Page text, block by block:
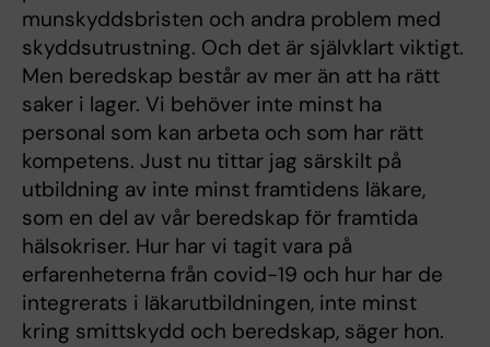
munskyddsbristen och andra problem med
skyddsutrustning. Och det är självklart viktigt.
Men beredskap består av mer än att ha rätt
saker i lager. Vi behöver inte minst ha
personal som kan arbeta och som har rätt
kompetens. Just nu tittar jag särskilt på
utbildning av inte minst framtidens läkare,
som en del av vår beredskap för framtida
hälsokriser. Hur har vi tagit vara på
erfarenheterna från covid-19 och hur har de
integrerats i läkarutbildningen, inte minst
kring smittskydd och beredskap, säger hon.